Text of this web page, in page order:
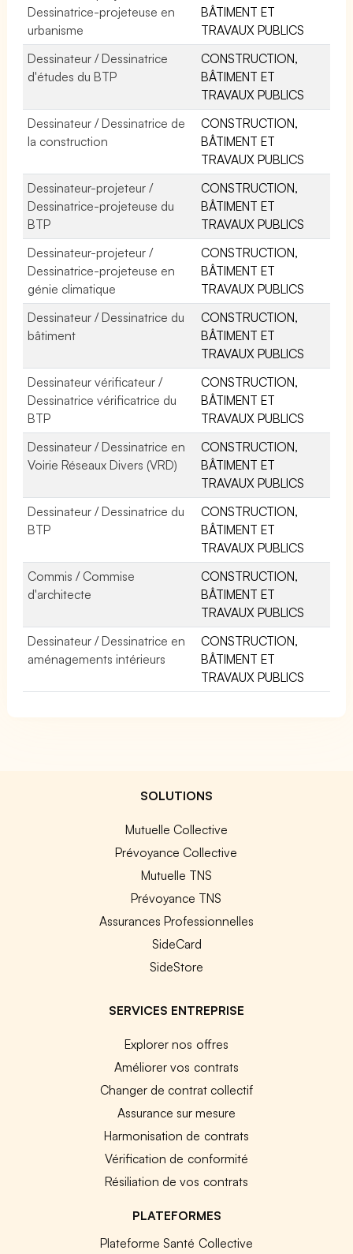
Dessinatrice-projeteuse en
urbanisme
BÂTIMENT ET
TRAVAUX PUBLICS
Dessinateur / Dessinatrice
d'études du BTP
CONSTRUCTION,
BÂTIMENT ET
TRAVAUX PUBLICS
Dessinateur / Dessinatrice de
la construction
CONSTRUCTION,
BÂTIMENT ET
TRAVAUX PUBLICS
Dessinateur-projeteur /
Dessinatrice-projeteuse du
BTP
CONSTRUCTION,
BÂTIMENT ET
TRAVAUX PUBLICS
Dessinateur-projeteur /
Dessinatrice-projeteuse en
génie climatique
CONSTRUCTION,
BÂTIMENT ET
TRAVAUX PUBLICS
Dessinateur / Dessinatrice du
bâtiment
CONSTRUCTION,
BÂTIMENT ET
TRAVAUX PUBLICS
Dessinateur vérificateur /
Dessinatrice vérificatrice du
BTP
CONSTRUCTION,
BÂTIMENT ET
TRAVAUX PUBLICS
Dessinateur / Dessinatrice en
Voirie Réseaux Divers (VRD)
CONSTRUCTION,
BÂTIMENT ET
TRAVAUX PUBLICS
Dessinateur / Dessinatrice du
BTP
CONSTRUCTION,
BÂTIMENT ET
TRAVAUX PUBLICS
Commis / Commise
d'architecte
CONSTRUCTION,
BÂTIMENT ET
TRAVAUX PUBLICS
Dessinateur / Dessinatrice en
aménagements intérieurs
CONSTRUCTION,
BÂTIMENT ET
TRAVAUX PUBLICS
SOLUTIONS
Mutuelle Collective
Prévoyance Collective
Mutuelle TNS
Prévoyance TNS
Assurances Professionnelles
SideCard
SideStore
SERVICES ENTREPRISE
Explorer nos offres
Améliorer vos contrats
Changer de contrat collectif
Assurance sur mesure
Harmonisation de contrats
Vérification de conformité
Résiliation de vos contrats
PLATEFORMES
Plateforme Santé Collective